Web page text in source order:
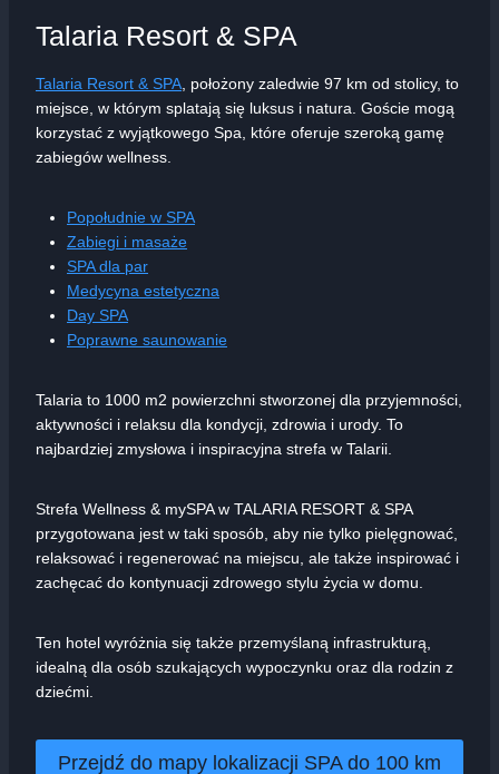
Talaria Resort & SPA
Talaria Resort & SPA , położony zaledwie 97 km od stolicy, to
miejsce, w którym splatają się luksus i natura. Goście mogą
korzystać z wyjątkowego Spa, które oferuje szeroką gamę
zabiegów wellness.
Popołudnie w SPA
Zabiegi i masaże
SPA dla par
Medycyna estetyczna
Day SPA
Poprawne saunowanie
Talaria to 1000 m2 powierzchni stworzonej dla przyjemności,
aktywności i relaksu dla kondycji, zdrowia i urody. To
najbardziej zmysłowa i inspiracyjna strefa w Talarii.
Strefa Wellness & mySPA w TALARIA RESORT & SPA
przygotowana jest w taki sposób, aby nie tylko pielęgnować,
relaksować i regenerować na miejscu, ale także inspirować i
zachęcać do kontynuacji zdrowego stylu życia w domu.
Ten hotel wyróżnia się także przemyślaną infrastrukturą,
idealną dla osób szukających wypoczynku oraz dla rodzin z
dziećmi.
Przejdź do mapy lokalizacji SPA do 100 km